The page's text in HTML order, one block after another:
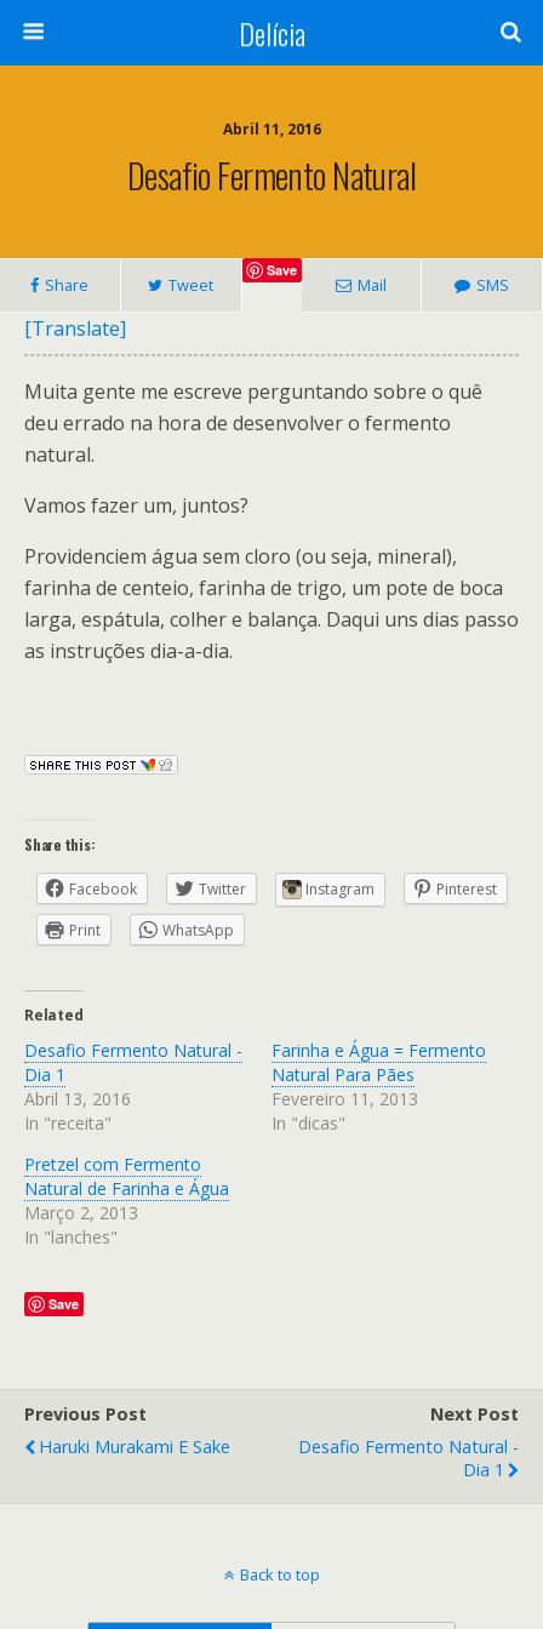
Delícia
Abril 11, 2016
Desafio Fermento Natural
Share Tweet
Save
Mail SMS
[Translate]
Muita gente me escreve perguntando sobre o quê
deu errado na hora de desenvolver o fermento
natural.
Vamos fazer um, juntos?
Providenciem água sem cloro (ou seja, mineral),
farinha de centeio, farinha de trigo, um pote de boca
larga, espátula, colher e balança. Daqui uns dias passo
as instruções dia-a-dia.
Share this:
Facebook Twitter Instagram
Pinterest
Print
WhatsApp
Related
Desafio Fermento Natural -
Dia 1
Abril 13, 2016
In "receita"
Farinha e Água = Fermento
Natural Para Pães
Fevereiro 11, 2013
In "dicas"
Pretzel com Fermento
Natural de Farinha e Água
Março 2, 2013
In "lanches"
Save
Previous Post
Haruki Murakami E Sake
Next Post
Desafio Fermento Natural -
Dia 1
Back to top